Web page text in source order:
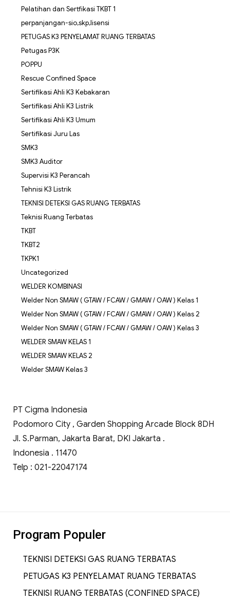
Pelatihan dan Sertfikasi TKBT 1
perpanjangan-sio,skp,lisensi
PETUGAS K3 PENYELAMAT RUANG TERBATAS
Petugas P3K
POPPU
Rescue Confined Space
Sertifikasi Ahli K3 Kebakaran
Sertifikasi Ahli K3 Listrik
Sertifikasi Ahli K3 Umum
Sertifikasi Juru Las
SMK3
SMK3 Auditor
Supervisi K3 Perancah
Tehnisi K3 Listrik
TEKNISI DETEKSI GAS RUANG TERBATAS
Teknisi Ruang Terbatas
TKBT
TKBT2
TKPK1
Uncategorized
WELDER KOMBINASI
Welder Non SMAW ( GTAW / FCAW / GMAW / OAW ) Kelas 1
Welder Non SMAW ( GTAW / FCAW / GMAW / OAW ) Kelas 2
Welder Non SMAW ( GTAW / FCAW / GMAW / OAW ) Kelas 3
WELDER SMAW KELAS 1
WELDER SMAW KELAS 2
Welder SMAW Kelas 3
PT Cigma Indonesia
Podomoro City , Garden Shopping Arcade Block 8DH
Jl. S.Parman, Jakarta Barat, DKI Jakarta .
Indonesia . 11470
Telp : 021-22047174
Program Populer
TEKNISI DETEKSI GAS RUANG TERBATAS
PETUGAS K3 PENYELAMAT RUANG TERBATAS
TEKNISI RUANG TERBATAS (CONFINED SPACE)